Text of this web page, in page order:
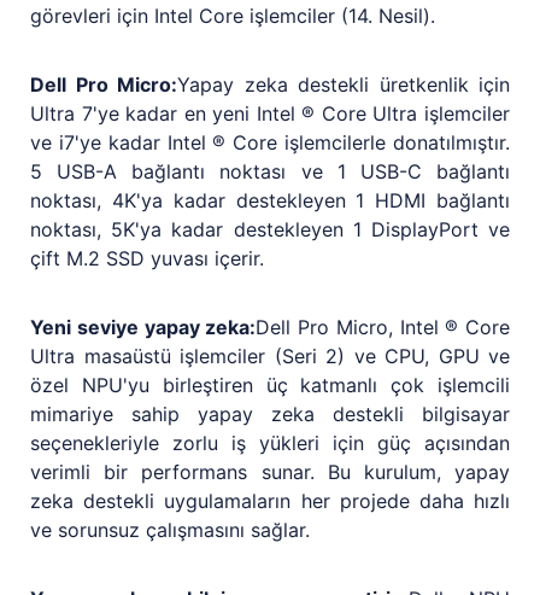
görevleri için Intel Core işlemciler (14. Nesil).
Dell Pro Micro:Yapay zeka destekli üretkenlik için
Ultra 7'ye kadar en yeni Intel ® Core Ultra işlemciler
ve i7'ye kadar Intel ® Core işlemcilerle donatılmıştır.
5 USB-A bağlantı noktası ve 1 USB-C bağlantı
noktası, 4K'ya kadar destekleyen 1 HDMI bağlantı
noktası, 5K'ya kadar destekleyen 1 DisplayPort ve
çift M.2 SSD yuvası içerir.
Yeni seviye yapay zeka:Dell Pro Micro, Intel ® Core
Ultra masaüstü işlemciler (Seri 2) ve CPU, GPU ve
özel NPU'yu birleştiren üç katmanlı çok işlemcili
mimariye sahip yapay zeka destekli bilgisayar
seçenekleriyle zorlu iş yükleri için güç açısından
verimli bir performans sunar. Bu kurulum, yapay
zeka destekli uygulamaların her projede daha hızlı
ve sorunsuz çalışmasını sağlar.